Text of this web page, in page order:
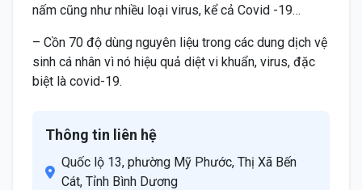
nấm cũng như nhiều loại virus, kể cả Covid -19…
– Cồn 70 độ dùng nguyên liệu trong các dung dịch vệ
sinh cá nhân vì nó hiệu quả diệt vi khuẩn, virus, đặc
biệt là covid-19.
Thông tin liên hệ
Quốc lộ 13, phường Mỹ Phước, Thị Xã Bến
Cát, Tỉnh Bình Dương